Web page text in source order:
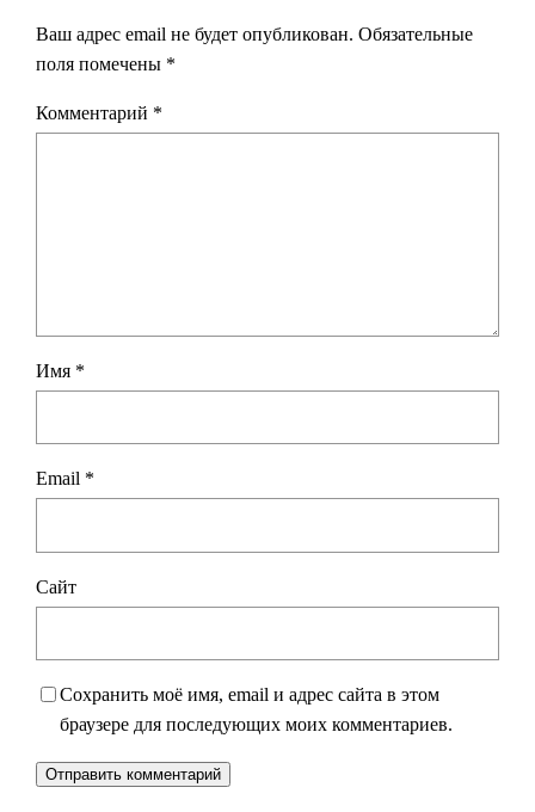
Ваш адрес email не будет опубликован. Обязательные
поля помечены *
Комментарий *
Имя *
Email *
Сайт
Сохранить моё имя, email и адрес сайта в этом
браузере для последующих моих комментариев.